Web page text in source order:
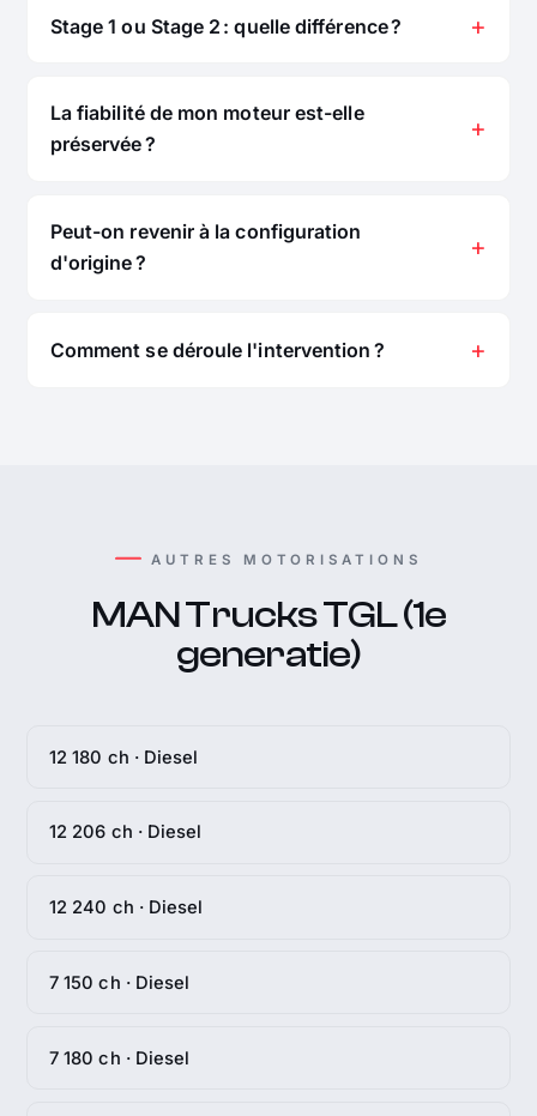
Stage 1 ou Stage 2 : quelle différence ?
La fiabilité de mon moteur est-elle
préservée ?
Peut-on revenir à la configuration
d'origine ?
Comment se déroule l'intervention ?
AUTRES MOTORISATIONS
MAN Trucks TGL (1e
generatie)
12 180 ch · Diesel
12 206 ch · Diesel
12 240 ch · Diesel
7 150 ch · Diesel
7 180 ch · Diesel